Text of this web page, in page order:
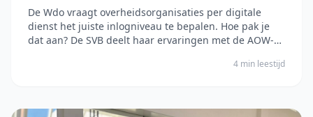
De Wdo vraagt overheidsorganisaties per digitale
dienst het juiste inlogniveau te bepalen. Hoe pak je
dat aan? De SVB deelt haar ervaringen met de AOW-
dienstverlening verscheen eerst op Digitale Overheid.
4 min leestijd